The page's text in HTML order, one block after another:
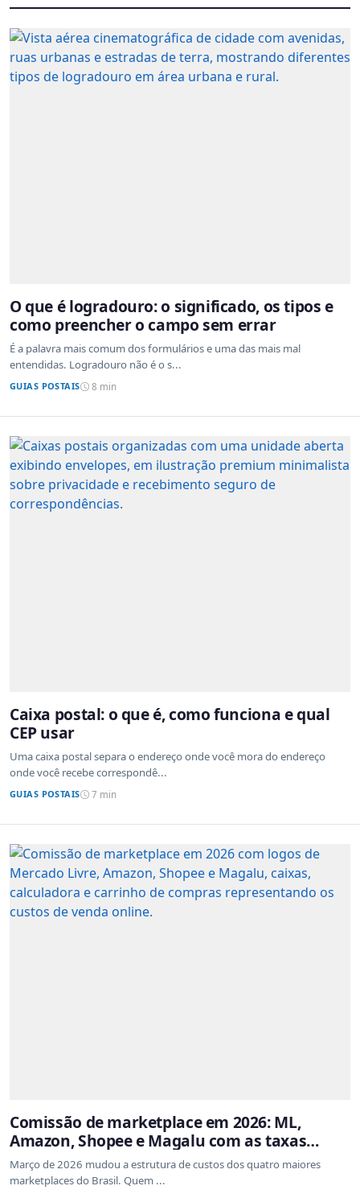
O que é logradouro: o significado, os tipos e
como preencher o campo sem errar
É a palavra mais comum dos formulários e uma das mais mal
entendidas. Logradouro não é o s...
GUIAS POSTAIS 8 min
Caixa postal: o que é, como funciona e qual
CEP usar
Uma caixa postal separa o endereço onde você mora do endereço
onde você recebe correspondê...
GUIAS POSTAIS 7 min
Comissão de marketplace em 2026: ML,
Amazon, Shopee e Magalu com as taxas
atualizadas
Março de 2026 mudou a estrutura de custos dos quatro maiores
marketplaces do Brasil. Quem ...